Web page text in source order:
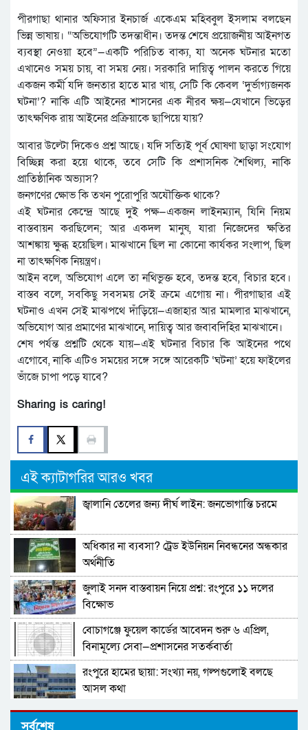
পীরগাছা থানার অফিসার ইনচার্জ একেএম মহিব্বুল ইসলাম বলছেন
ভিন্ন ভাষায়। “অভিযোগটি তদন্তাধীন। তদন্ত শেষে প্রয়োজনীয় আইনগত
ব্যবস্থা নেওয়া হবে”—একটি পরিচিত বাক্য, যা অনেক ঘটনার মতো
এখানেও সময় চায়, বা সময় নেয়। সরকারি দায়িত্ব পালন করতে গিয়ে
একজন কর্মী যদি জনতার হাতে মার খায়, সেটি কি কেবল ‘দুর্ভাগ্যজনক
ঘটনা’? নাকি এটি আইনের শাসনের এক নীরব ক্ষয়—যেখানে ভিড়ের
তাৎক্ষণিক রায় আইনের প্রক্রিয়াকে ছাপিয়ে যায়?
আবার উল্টো দিকেও প্রশ্ন আছে। যদি সত্যিই পূর্ব ঘোষণা ছাড়া সংযোগ
বিচ্ছিন্ন করা হয়ে থাকে, তবে সেটি কি প্রশাসনিক শৈথিল্য, নাকি
প্রাতিষ্ঠানিক অভ্যাস?
জনগণের ক্ষোভ কি তখন পুরোপুরি অযৌক্তিক থাকে?
এই ঘটনার কেন্দ্রে আছে দুই পক্ষ—একজন লাইনম্যান, যিনি নিয়ম
বাস্তবায়ন করছিলেন; আর একদল মানুষ, যারা নিজেদের ক্ষতির
আশঙ্কায় ক্ষুব্ধ হয়েছিল। মাঝখানে ছিল না কোনো কার্যকর সংলাপ, ছিল
না তাৎক্ষণিক নিয়ন্ত্রণ।
আইন বলে, অভিযোগ এলে তা নথিভুক্ত হবে, তদন্ত হবে, বিচার হবে।
বাস্তব বলে, সবকিছু সবসময় সেই ক্রমে এগোয় না। পীরগাছার এই
ঘটনাও এখন সেই মাঝপথে দাঁড়িয়ে—এজাহার আর মামলার মাঝখানে,
অভিযোগ আর প্রমাণের মাঝখানে, দায়িত্ব আর জবাবদিহির মাঝখানে।
শেষ পর্যন্ত প্রশ্নটি থেকে যায়—এই ঘটনার বিচার কি আইনের পথে
এগোবে, নাকি এটিও সময়ের সঙ্গে সঙ্গে আরেকটি ‘ঘটনা’ হয়ে ফাইলের
ভাঁজে চাপা পড়ে যাবে?
Sharing is caring!
এই ক্যাটাগরির আরও খবর
জ্বালানি তেলের জন্য দীর্ঘ লাইন: জনভোগান্তি চরমে
অধিকার না ব্যবসা? ট্রেড ইউনিয়ন নিবন্ধনের অন্ধকার
অর্থনীতি
জুলাই সনদ বাস্তবায়ন নিয়ে প্রশ্ন: রংপুরে ১১ দলের
বিক্ষোভ
বোচাগঞ্জে ফুয়েল কার্ডের আবেদন শুরু ৬ এপ্রিল,
বিনামূল্যে সেবা—প্রশাসনের সতর্কবার্তা
রংপুরে হামের ছায়া: সংখ্যা নয়, গল্পগুলোই বলছে
আসল কথা
(বিশাল নিয়োগ ) সম্পূর্ণ সরকারি নীতিমালা মেনে
সর্বশেষ